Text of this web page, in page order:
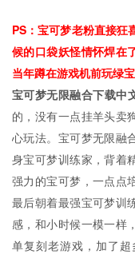
PS：宝可梦老粉直接狂
候的口袋妖怪情怀焊在
当年蹲在游戏机前玩绿
宝可梦无限融合下载中
的，没有一点挂羊头卖
心玩法。宝可梦无限融
身宝可梦训练家，背着
强力的宝可梦，一点点
最后朝着最强宝可梦训
感，和小时候一模一样
单复刻老游戏，加了